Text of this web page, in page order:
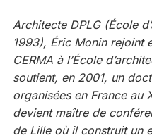
Architecte DPLG (École
1993), Éric Monin rejoint
CERMA à l’École
soutient, en 2001, un
organisées en France au
devient maître de
de Lille où il construit un